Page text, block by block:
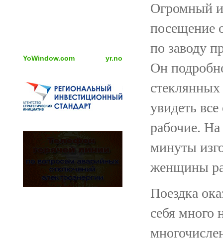
YoWindow.com yr.no
Огромный
посещение
по заводу
Он
стеклянных
увидеть
рабочие. На
минуты
женщины
Поездка
себя много